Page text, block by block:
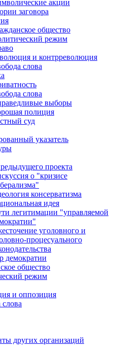
акции
заговора
общество
режим
и контрреволюция
слова
слова
выборы
полиция
суд
указатель
проекта
о "кризисе
консерватизма
идея
легитимации "управляемой
уголовного и
процесуального
демократии
общество
режим
и оппозиция
других организаций